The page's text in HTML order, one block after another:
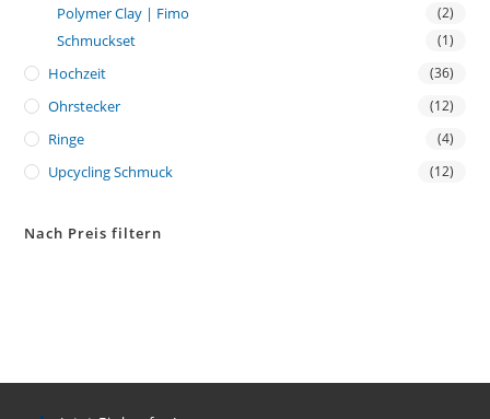
Polymer Clay | Fimo (2)
Schmuckset (1)
Hochzeit (36)
Ohrstecker (12)
Ringe (4)
Upcycling Schmuck (12)
Nach Preis filtern